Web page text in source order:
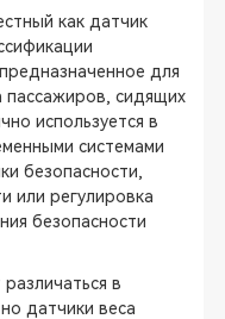
как датчик
для
пассажиров, сидящих
используется в
системами
безопасности,
или регулировка
безопасности
в
датчики веса